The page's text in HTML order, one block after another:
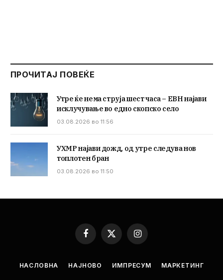
ПРОЧИТАЈ ПОВЕЌЕ
Утре ќе нема струја шест часа – ЕВН најави
исклучување во едно скопско село
03.08.2026 во 11:56
УХМР најави дожд, од утре следува нов
топлотен бран
03.08.2026 во 11:50
Facebook
X
Instagram
НАСЛОВНА НАЈНОВО ИМПРЕСУМ МАРКЕТИНГ